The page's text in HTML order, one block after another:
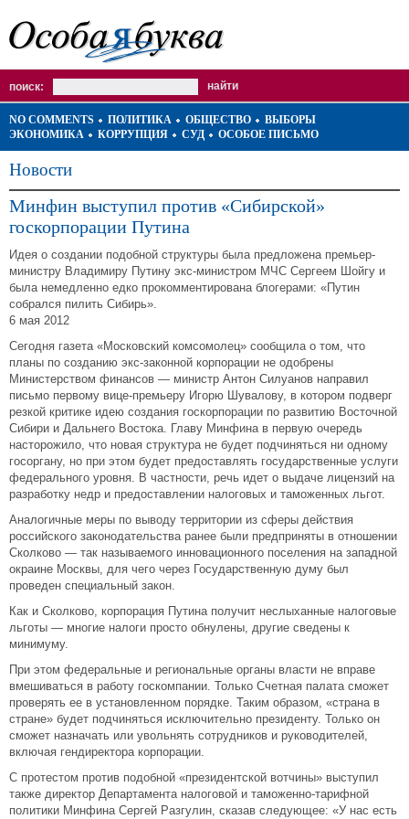
поиск:
NO COMMENTS ПОЛИТИКА ОБЩЕСТВО
ВЫБОРЫ
ЭКОНОМИКА
КОРРУПЦИЯ СУД ОСОБОЕ ПИСЬМО
Новости
Минфин выступил против «Сибирской»
госкорпорации Путина
Идея о создании подобной структуры была предложена премьер-
министру Владимиру Путину экс-министром МЧС Сергеем Шойгу и
была немедленно едко прокомментирована блогерами: «Путин
собрался пилить Сибирь».
6 мая 2012
Сегодня газета «Московский комсомолец» сообщила о том, что
планы по созданию экс-законной корпорации не одобрены
Министерством финансов — министр Антон Силуанов направил
письмо первому вице-премьеру Игорю Шувалову, в котором подверг
резкой критике идею создания госкорпорации по развитию Восточной
Сибири и Дальнего Востока. Главу Минфина в первую очередь
насторожило, что новая структура не будет подчиняться ни одному
госоргану, но при этом будет предоставлять государственные услуги
федерального уровня. В частности, речь идет о выдаче лицензий на
разработку недр и предоставлении налоговых и таможенных льгот.
Аналогичные меры по выводу территории из сферы действия
российского законодательства ранее были предприняты в отношении
Сколково — так называемого инновационного поселения на западной
окраине Москвы, для чего через Государственную думу был
проведен специальный закон.
Как и Сколково, корпорация Путина получит неслыханные налоговые
льготы — многие налоги просто обнулены, другие сведены к
минимуму.
При этом федеральные и региональные органы власти не вправе
вмешиваться в работу госкомпании. Только Счетная палата сможет
проверять ее в установленном порядке. Таким образом, «страна в
стране» будет подчиняться исключительно президенту. Только он
сможет назначать или увольнять сотрудников и руководителей,
включая гендиректора корпорации.
С протестом против подобной «президентской вотчины» выступил
также директор Департамента налоговой и таможенно-тарифной
политики Минфина Сергей Разгулин, сказав следующее: «У нас есть